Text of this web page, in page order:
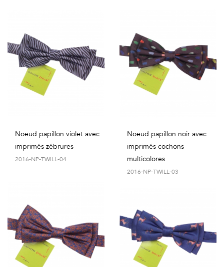
Noeud papillon violet avec
imprimés zébrures
2016-NP-TWILL-04
Noeud papillon noir avec
imprimés cochons
multicolores
2016-NP-TWILL-03